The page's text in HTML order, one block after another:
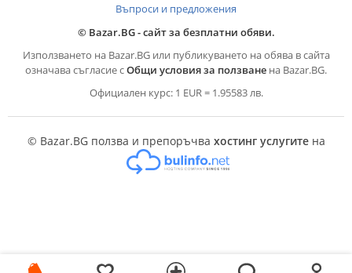
Въпроси и предложения
© Bazar.BG - сайт за безплатни обяви.
Използването на Bazar.BG или публикуването на обява в сайта
означава съгласие сОбщи условия за ползване на Bazar.BG.
Официален курс: 1 EUR = 1.95583 лв.
© Bazar.BG ползва и препоръчва хостинг услугитена